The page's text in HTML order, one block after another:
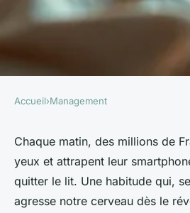
MANAGEMENT
Découvrez les
succès vintage du
Sony Digicube
Accueil›Management
Chaque matin, des millions de
yeux et attrapent leur
quitter le lit. Une habitude qui,
agresse notre cerveau dès le